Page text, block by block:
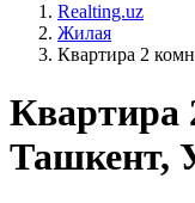
Realting.uz
Жилая
Квартира 2
Квартира
Ташкент,